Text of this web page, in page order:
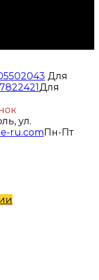
Для
Для
ул.
ru.comПн-Пт